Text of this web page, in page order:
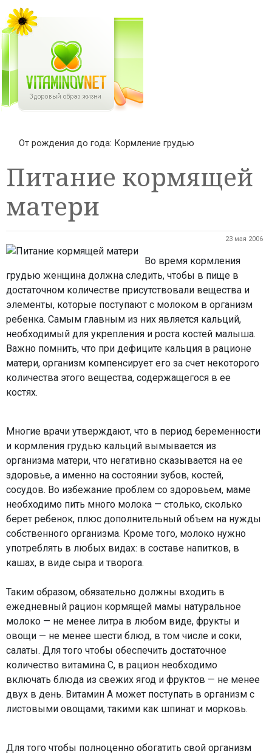
От рождения до года: Кормление грудью
Питание кормящей
матери
23 мая 2006
Во время кормления
грудью женщина должна следить, чтобы в пище в
достаточном количестве присутствовали вещества и
элементы, которые поступают с молоком в организм
ребенка. Самым главным из них является кальций,
необходимый для укрепления и роста костей малыша.
Важно помнить, что при дефиците кальция в рационе
матери, организм компенсирует его за счет некоторого
количества этого вещества, содержащегося в ее
костях.
Многие врачи утверждают, что в период беременности
и кормления грудью кальций вымывается из
организма матери, что негативно сказывается на ее
здоровье, а именно на состоянии зубов, костей,
сосудов. Во избежание проблем со здоровьем, маме
необходимо пить много молока — столько, сколько
берет ребенок, плюс дополнительный объем на нужды
собственного организма. Кроме того, молоко нужно
употреблять в любых видах: в составе напитков, в
кашах, в виде сыра и творога.
Таким образом, обязательно должны входить в
ежедневный рацион кормящей мамы натуральное
молоко — не менее литра в любом виде, фрукты и
овощи — не менее шести блюд, в том числе и соки,
салаты. Для того чтобы обеспечить достаточное
количество витамина С, в рацион необходимо
включать блюда из свежих ягод и фруктов — не менее
двух в день. Витамин А может поступать в организм с
листовыми овощами, такими как шпинат и морковь.
Для того чтобы полноценно обогатить свой организм